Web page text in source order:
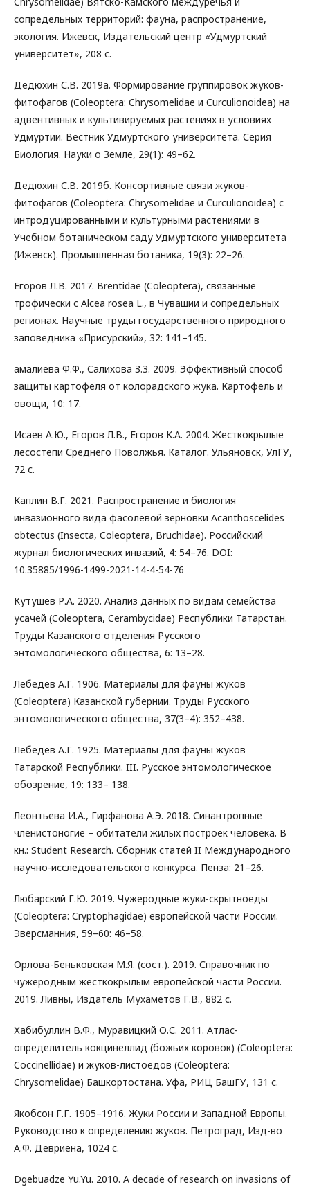
сопредельных территорий: фауна, распространение,
экология. Ижевск, Издательский центр «Удмуртский
университет», 208 с.
Дедюхин С.В. 2019а. Формирование группировок жуков-
фитофагов (Coleoptera: Chrysomelidae и Curculionoidea) на
адвентивных и культивируемых растениях в условиях
Удмуртии. Вестник Удмуртского университета. Серия
Биология. Науки о Земле, 29(1): 49–62.
Дедюхин С.В. 2019б. Консортивные связи жуков-
фитофагов (Coleoptera: Chrysomelidae и Curculionoidea) с
интродуцированными и культурными растениями в
Учебном ботаническом саду Удмуртского университета
(Ижевск). Промышленная ботаника, 19(3): 22–26.
Егоров Л.В. 2017. Brentidae (Coleoptera), связанные
трофически с Alcea rosea L., в Чувашии и сопредельных
регионах. Научные труды государственного природного
заповедника «Присурский», 32: 141–145.
амалиева Ф.Ф., Салихова З.З. 2009. Эффективный способ
защиты картофеля от колорадского жука. Картофель и
овощи, 10: 17.
Исаев А.Ю., Егоров Л.В., Егоров К.А. 2004. Жесткокрылые
лесостепи Среднего Поволжья. Каталог. Ульяновск, УлГУ,
72 с.
Каплин В.Г. 2021. Распространение и биология
инвазионного вида фасолевой зерновки Acanthoscelides
obtectus (Insecta, Coleoptera, Bruchidae). Российский
журнал биологических инвазий, 4: 54–76. DOI:
10.35885/1996-1499-2021-14-4-54-76
Кутушев Р.А. 2020. Анализ данных по видам семейства
усачей (Coleoptera, Cerambycidae) Республики Татарстан.
Труды Казанского отделения Русского
энтомологического общества, 6: 13–28.
Лебедев А.Г. 1906. Материалы для фауны жуков
(Coleoptera) Казанской губернии. Труды Русского
энтомологического общества, 37(3–4): 352–438.
Лебедев А.Г. 1925. Материалы для фауны жуков
Татарской Республики. III. Русское энтомологическое
обозрение, 19: 133– 138.
Леонтьева И.А., Гирфанова А.Э. 2018. Синантропные
членистоногие – обитатели жилых построек человека. В
кн.: Student Research. Сборник статей II Международного
научно-исследовательского конкурса. Пенза: 21–26.
Любарский Г.Ю. 2019. Чужеродные жуки-скрытноеды
(Coleoptera: Cryptophagidae) европейской части России.
Эверсманния, 59–60: 46–58.
Орлова-Беньковская М.Я. (сост.). 2019. Справочник по
чужеродным жесткокрылым европейской части России.
2019. Ливны, Издатель Мухаметов Г.В., 882 с.
Хабибуллин В.Ф., Муравицкий О.С. 2011. Атлас-
определитель кокцинеллид (божьих коровок) (Coleoptera:
Coccinellidae) и жуков-листоедов (Coleoptera:
Chrysomelidae) Башкортостана. Уфа, РИЦ БашГУ, 131 с.
Якобсон Г.Г. 1905–1916. Жуки России и Западной Европы.
Руководство к определению жуков. Петроград, Изд-во
А.Ф. Девриена, 1024 с.
Dgebuadze Yu.Yu. 2010. A decade of research on invasions of